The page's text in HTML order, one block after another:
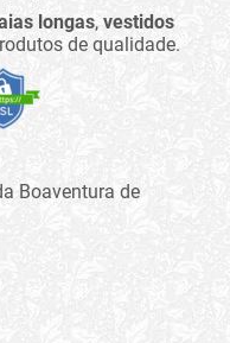
longas, vestidos
de qualidade.
Boaventura de